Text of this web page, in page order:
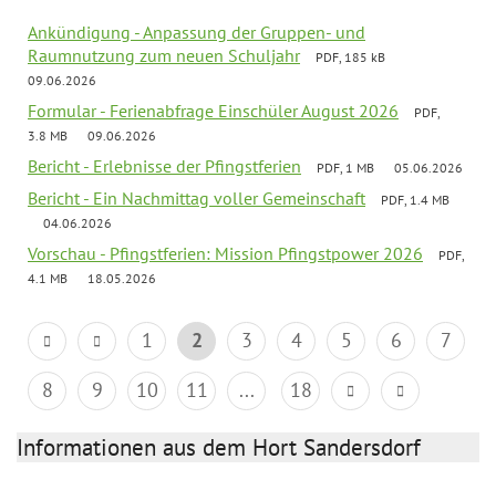
Ankündigung - Anpassung der Gruppen- und
Raumnutzung zum neuen Schuljahr
PDF, 185 kB
09.06.2026
Formular - Ferienabfrage Einschüler August 2026
PDF,
3.8 MB
09.06.2026
Bericht - Erlebnisse der Pfingstferien PDF, 1 MB 05.06.2026
Bericht - Ein Nachmittag voller Gemeinschaft
PDF, 1.4 MB
04.06.2026
Vorschau - Pfingstferien: Mission Pfingstpower 2026
PDF,
4.1 MB
18.05.2026
1 2 3 4 5 6
7
8
9 10 11 ... 18
Informationen aus dem Hort Sandersdorf